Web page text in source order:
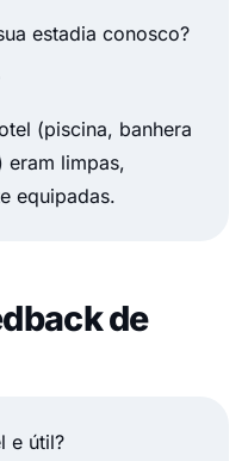
estadia conosco?
(piscina, banhera
eram limpas,
equipadas.
de
e útil?